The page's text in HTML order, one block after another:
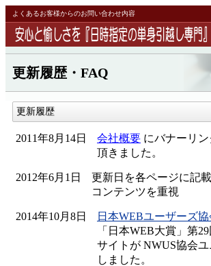
本文へスキップ
よくあるお客様からのお問い合わせ内容
更新履歴・FAQ
更新履歴
2011年8月14日 会社概要 にバナーリン
頂きました。
2012年6月1日
更新日を各ページに記載
コンテンツを重視
2014年10月8日 日本WEBユーザーズ協
「日本WEB大賞」第
サイトが NWUS協会
しました。